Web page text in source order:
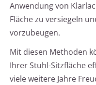
Anwendung von
Fläche zu versiegeln
vorzubeugen.
Mit diesen Methoden
Ihrer Stuhl-Sitzfläche
viele weitere Jahre